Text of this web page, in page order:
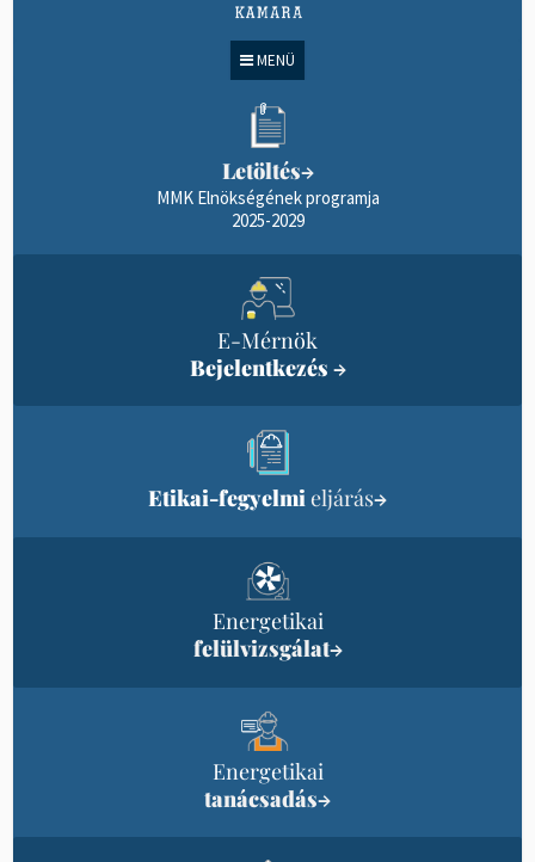
MENÜ
Letöltés→
MMK Elnökségének programja
2025-2029
E-Mérnök
Bejelentkezés →
Etikai-fegyelmieljárás→
Energetikai
felülvizsgálat→
Energetikai
tanácsadás→